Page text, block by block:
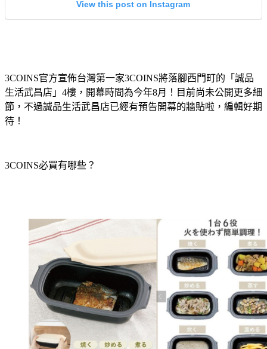
View this post on Instagram
3COINS官方宣佈台灣第一家3COINS將落腳西門町的「誠品
生活武昌店」4樓，開幕時間為今年8月！目前尚未公開更多細
節，不過誠品生活武昌店已經有預告開幕的牆貼啦，編輯好期